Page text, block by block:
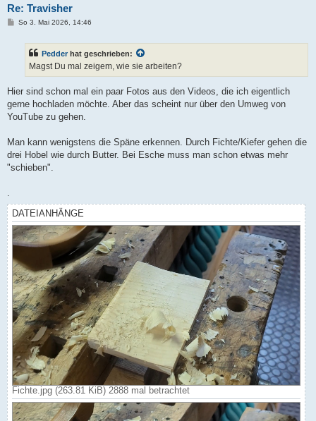
Re: Travisher
BSo 3. Mai 2026, 14:46
Pedder hat geschrieben:
Magst Du mal zeigem, wie sie arbeiten?
Hier sind schon mal ein paar Fotos aus den Videos, die ich eigentlich
gerne hochladen möchte. Aber das scheint nur über den Umweg von
YouTube zu gehen.
Man kann wenigstens die Späne erkennen. Durch Fichte/Kiefer gehen die
drei Hobel wie durch Butter. Bei Esche muss man schon etwas mehr
"schieben".
.
DATEIANHÄNGE
Fichte.jpg (263.81 KiB) 2888 mal betrachtet